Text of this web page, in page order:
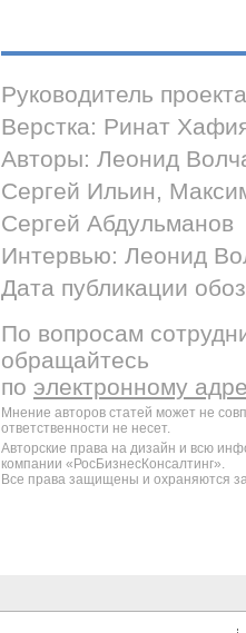
Руководитель
Верстка: Ринат
Авторы: Леонид
Сергей Ильин,
Сергей Абдульманов
Интервью: Леонид
Дата публикации
По вопросам
обращайтесь
по электронному
Мнение авторов статей может не
ответственности не несет.
Авторские права на дизайн и всю
компании «РосБизнесКонсалтинг».
Все права защищены и охраняются